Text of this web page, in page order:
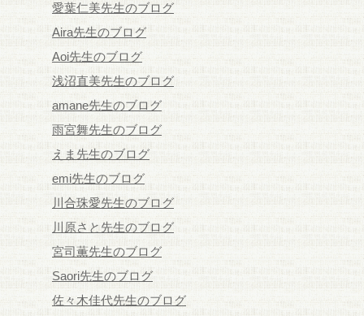
愛葉仁美先生のブログ
Aira先生のブログ
Aoi先生のブログ
浅沼直美先生のブログ
amane先生のブログ
雨宮舞先生のブログ
えま先生のブログ
emi先生のブログ
川合珠愛先生のブログ
川原さと先生のブログ
宮司薫先生のブログ
Saori先生のブログ
佐々木佳代先生のブログ